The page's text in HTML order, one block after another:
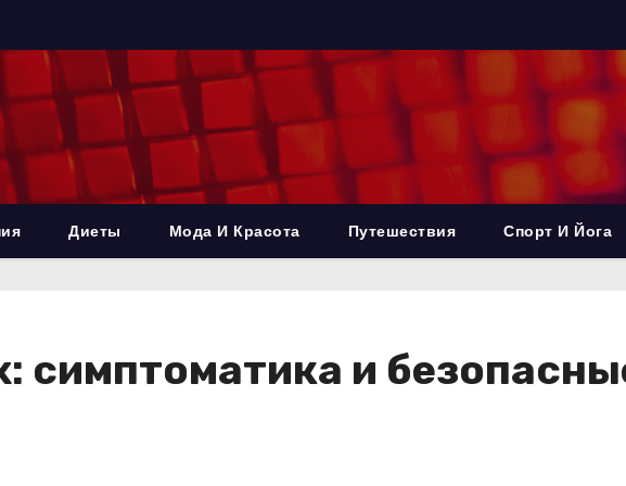
Диеты Мода И Красота Путешествия Спорт И Йога
симптоматика и